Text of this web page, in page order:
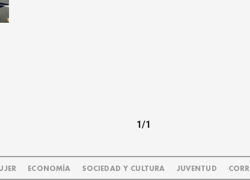
1/1
ECONOMÍA SOCIEDAD Y CULTURA JUVENTUD